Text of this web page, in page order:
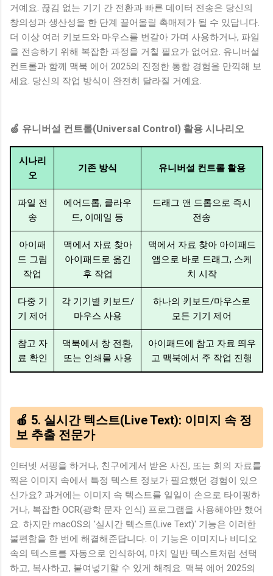
거예요. 끊김 없는 기기 간 전환과 빠른 데이터 전송은 당신의
창의성과 생산성을 한 단계 끌어올릴 촉매제가 될 수 있답니다.
더 이상 여러 키보드와 마우스를 번갈아 가며 사용하거나, 파일
을 전송하기 위해 복잡한 과정을 거칠 필요가 없어요. 유니버설
컨트롤과 함께 맥북 에어 2025의 진정한 통합 경험을 만끽해 보
세요. 당신의 작업 방식이 완전히 달라질 거예요.
🍏 유니버설 컨트롤(Universal Control) 활용 시나리오
시나리
오
기존 방식 유니버설 컨트롤 활용
파일 전
송
에어드롭, 클라우
드, 이메일 등
드래그 앤 드롭으로 즉시
전송
아이패
드 그림
작업
맥에서 자료 찾아
아이패드로 옮긴
후 작업
맥에서 자료 찾아 아이패드
앱으로 바로 드래그, 스케
치 시작
다중 기
기 제어
각 기기별 키보드/
마우스 사용
하나의 키보드/마우스로
모든 기기 제어
참고 자
료 확인
맥북에서 창 전환,
또는 인쇄물 사용
아이패드에 참고 자료 띄우
고 맥북에서 주 작업 진행
🍎 5. 실시간 텍스트(Live Text): 이미지 속 정
보 추출 전문가
인터넷 서핑을 하거나, 친구에게서 받은 사진, 또는 회의 자료를
찍은 이미지 속에서 특정 텍스트 정보가 필요했던 경험이 있으
신가요? 과거에는 이미지 속 텍스트를 일일이 손으로 타이핑하
거나, 복잡한 OCR(광학 문자 인식) 프로그램을 사용해야만 했어
요. 하지만 macOS의 '실시간 텍스트(Live Text)' 기능은 이러한
불편함을 한 번에 해결해준답니다. 이 기능은 이미지나 비디오
속의 텍스트를 자동으로 인식하여, 마치 일반 텍스트처럼 선택
하고, 복사하고, 붙여넣기할 수 있게 해줘요. 맥북 에어 2025의